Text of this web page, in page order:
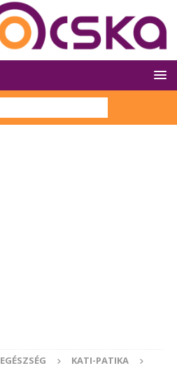
EGÉSZSÉG
KATI-PATIKA